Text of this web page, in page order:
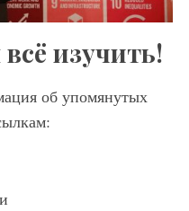
изучить!
об упомянутых